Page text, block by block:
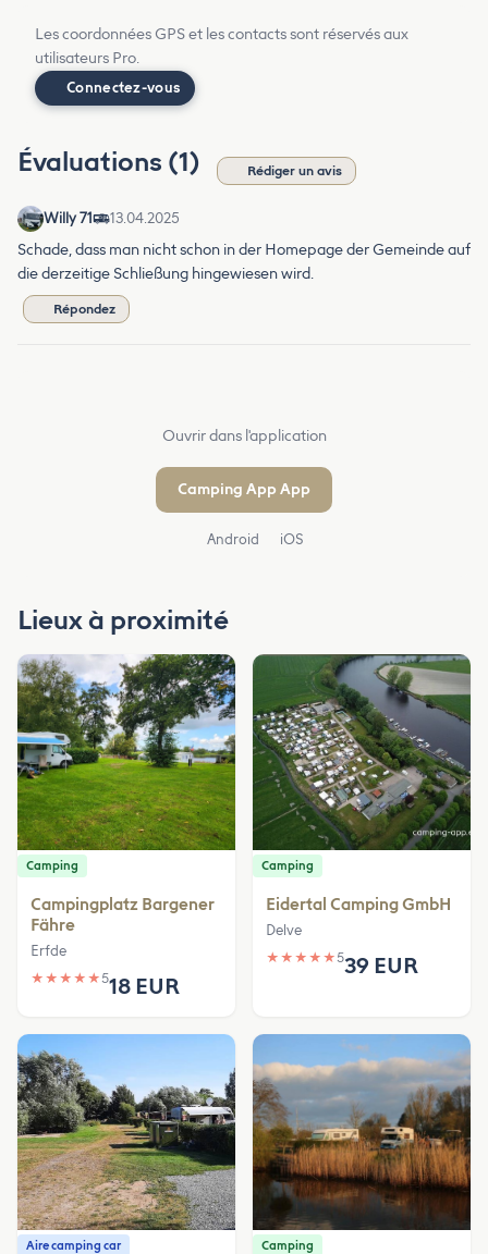
Les coordonnées GPS et les contacts sont réservés aux
utilisateurs Pro.
Connectez-vous
Évaluations (1) Rédiger un avis
Willy 71 13.04.2025
Schade, dass man nicht schon in der Homepage der Gemeinde auf
die derzeitige Schließung hingewiesen wird.
Répondez
Ouvrir dans l'application
Camping App App
Android iOS
Lieux à proximité
Camping
Campingplatz Bargener
Fähre
Erfde
★ ★ ★ ★ ★518 EUR
Camping
Eidertal Camping GmbH
Delve
★ ★ ★ ★ ★539 EUR
Aire camping car Camping